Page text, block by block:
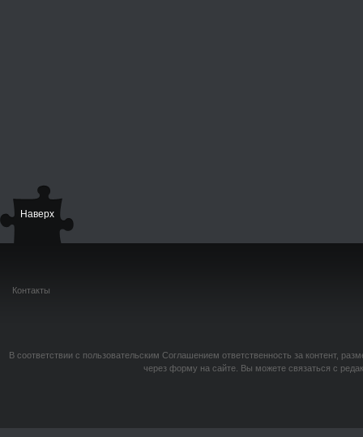
Наверх
Контакты
В соответствии с пользовательским Соглашением ответственность за контент,
через форму на сайте. Вы можете связаться с